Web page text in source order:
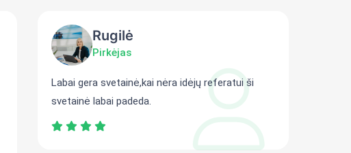
Rugilė
Pirkėjas
Labai gera svetainė,kai nėra idėjų referatui ši
svetainė labai padeda.